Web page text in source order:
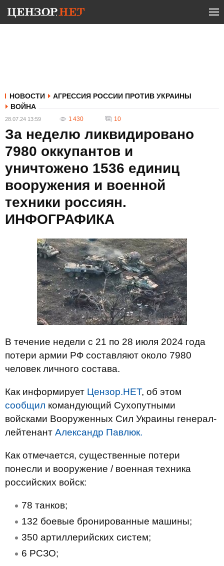
НОВОСТИ
АГРЕССИЯ РОССИИ ПРОТИВ УКРАИНЫ
ВОЙНА
28.07.24 13:59 1 430 10
За неделю ликвидировано
7980 оккупантов и
уничтожено 1536 единиц
вооружения и военной
техники россиян.
ИНФОГРАФИКА
В течение недели с 21 по 28 июля 2024 года
потери армии РФ составляют около 7980
человек личного состава.
Как информирует Цензор.НЕТ, об этом
сообщил командующий Сухопутными
войсками Вооруженных Сил Украины генерал-
лейтенант Александр Павлюк.
Как отмечается, существенные потери
понесли и вооружение / военная техника
российских войск:
78 танков;
132 боевые бронированные машины;
350 артиллерийских систем;
6 РСЗО;